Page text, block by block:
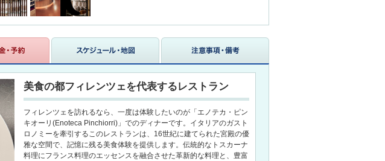
美食の都フィレンツェを代表するレストラン
フィレンツェを訪れるなら、一度は体験したいのが「エノテカ・ピン
キオーリ(Enoteca Pinchiorri)」でのディナーです。イタリアのガスト
ロノミーを牽引するこのレストランは、16世紀に建てられた宮殿の優
雅な空間で、記憶に残る美食体験を提供します。伝統的なトスカーナ
料理にフランス料理のエッセンスを融合させた革新的な料理と、豊富